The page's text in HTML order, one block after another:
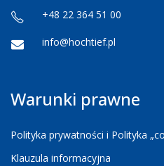
+48 22 364 51 00
info@hochtief.pl
Warunki prawne
Polityka prywatności i Polityka
Klauzula informacyjna